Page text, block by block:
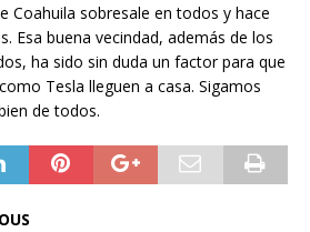
Coahuila sobresale en todos y hace
Esa buena vecindad, además de los
ha sido sin duda un factor para que
Tesla lleguen a casa. Sigamos
de todos.